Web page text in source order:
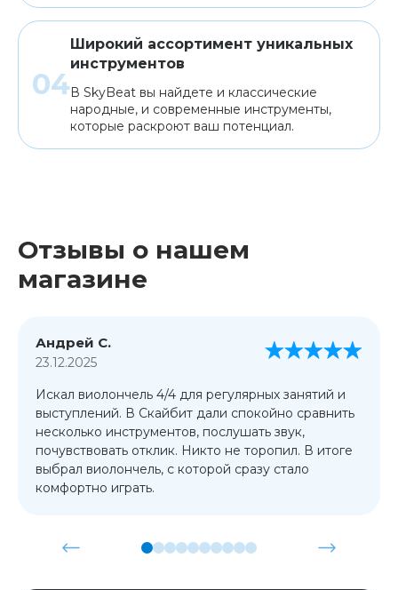
Широкий ассортимент уникальных
инструментов
В SkyBeat вы найдете и классические
народные, и современные инструменты,
которые раскроют ваш потенциал.
Отзывы о нашем
магазине
Андрей С.
23.12.2025
Искал виолончель 4/4 для регулярных занятий и
выступлений. В Скайбит дали спокойно сравнить
несколько инструментов, послушать звук,
почувствовать отклик. Никто не торопил. В итоге
выбрал виолончель, с которой сразу стало
комфортно играть.